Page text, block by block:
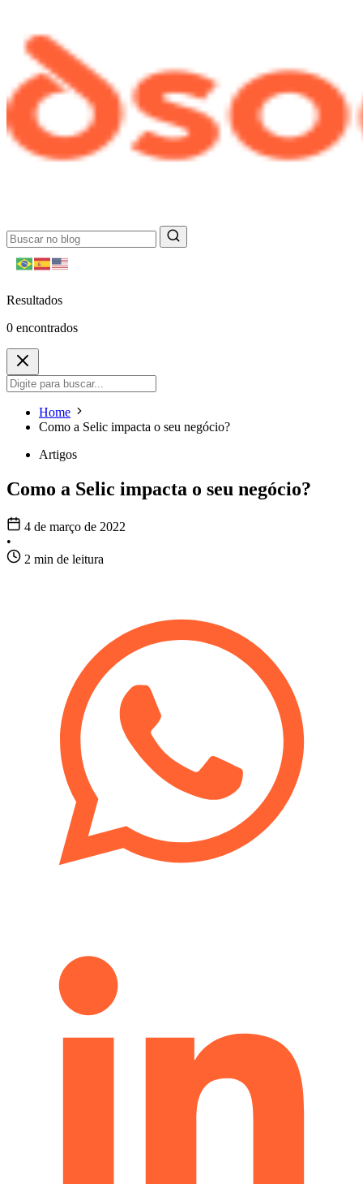
Resultados
0 encontrados
Home
Como a Selic impacta o seu negócio?
Artigos
Como a Selic impacta o seu negócio?
4 de março de 2022
•
2 min de leitura